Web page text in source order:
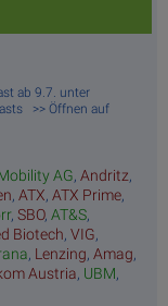
ab 9.7. unter
>> Öffnen auf
AG, Andritz,
, ATX, ATX Prime,
, SBO, AT&S,
Biotech, VIG,
, Lenzing, Amag,
Austria, UBM,